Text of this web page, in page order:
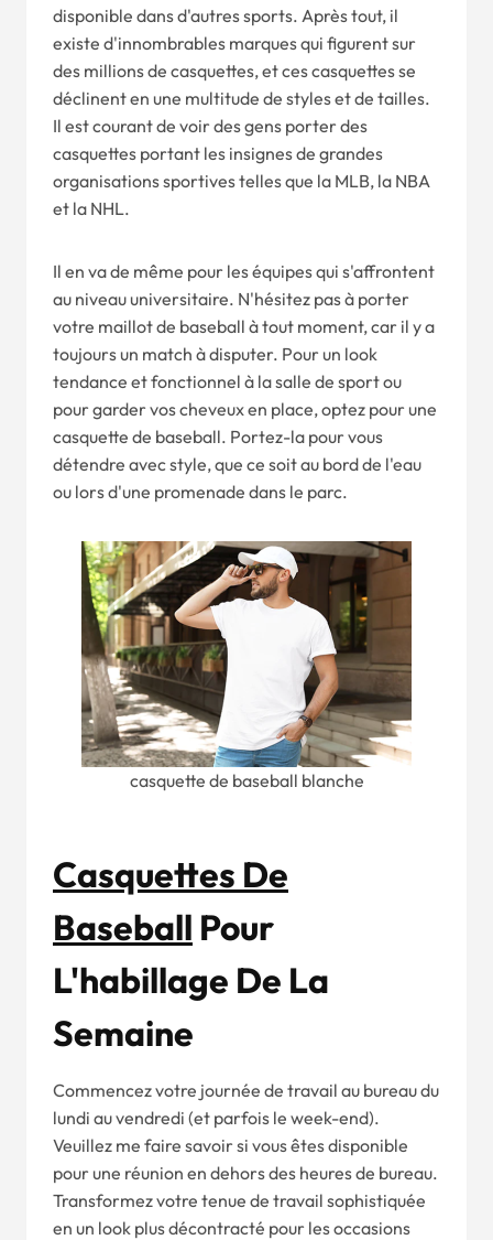
disponible dans d'autres sports. Après tout, il
existe d'innombrables marques qui figurent sur
des millions de casquettes, et ces casquettes se
déclinent en une multitude de styles et de tailles.
Il est courant de voir des gens porter des
casquettes portant les insignes de grandes
organisations sportives telles que la MLB, la NBA
et la NHL.
Il en va de même pour les équipes qui s'affrontent
au niveau universitaire. N'hésitez pas à porter
votre maillot de baseball à tout moment, car il y a
toujours un match à disputer. Pour un look
tendance et fonctionnel à la salle de sport ou
pour garder vos cheveux en place, optez pour une
casquette de baseball. Portez-la pour vous
détendre avec style, que ce soit au bord de l'eau
ou lors d'une promenade dans le parc.
casquette de baseball blanche
Casquettes De
Baseball Pour
L'habillage De La
Semaine
Commencez votre journée de travail au bureau du
lundi au vendredi (et parfois le week-end).
Veuillez me faire savoir si vous êtes disponible
pour une réunion en dehors des heures de bureau.
Transformez votre tenue de travail sophistiquée
en un look plus décontracté pour les occasions